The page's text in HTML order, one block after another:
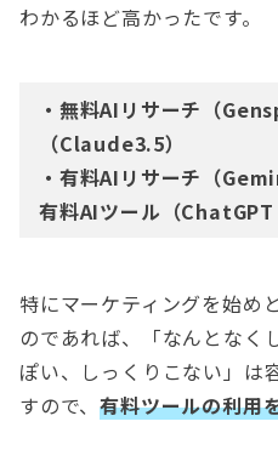
わかるほど高かったです。
・無料AIリサーチ（
（Claude3.5）
・有料AIリサーチ（
有料AIツール（ChatGPT
特にマーケティングを始め
のであれば、「なんとなく
ぽい、しっくりこない」は
すので、有料ツールの利用